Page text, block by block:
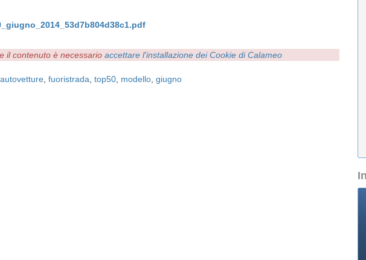
il contenuto è necessario accettare l'installazione dei Cookie di Calameo
autovetture fuoristrada top50 modello giugno